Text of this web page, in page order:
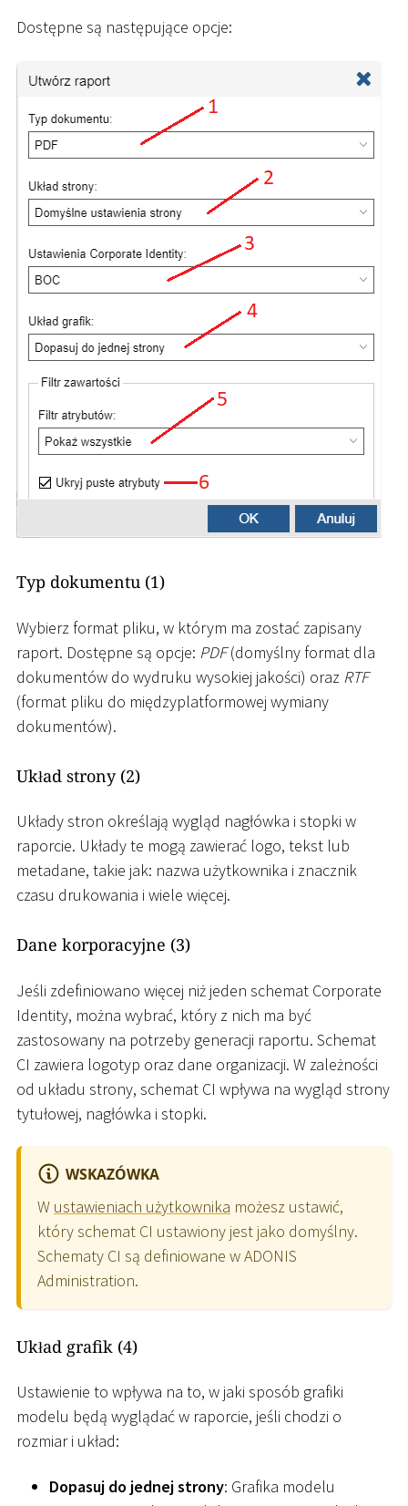
Dostępne są następujące opcje:
Typ dokumentu (1)
Wybierz format pliku, w którym ma zostać zapisany
raport. Dostępne są opcje: PDF(domyślny format dla
dokumentów do wydruku wysokiej jakości) oraz RTF
(format pliku do międzyplatformowej wymiany
dokumentów).
Układ strony (2)
Układy stron określają wygląd nagłówka i stopki w
raporcie. Układy te mogą zawierać logo, tekst lub
metadane, takie jak: nazwa użytkownika i znacznik
czasu drukowania i wiele więcej.
Dane korporacyjne (3)
Jeśli zdefiniowano więcej niż jeden schemat Corporate
Identity, można wybrać, który z nich ma być
zastosowany na potrzeby generacji raportu. Schemat
CI zawiera logotyp oraz dane organizacji. W zależności
od układu strony, schemat CI wpływa na wygląd strony
tytułowej, nagłówka i stopki.
WSKAZÓWKA
W ustawieniach użytkownika możesz ustawić,
który schemat CI ustawiony jest jako domyślny.
Schematy CI są definiowane w ADONIS
Administration.
Układ grafik (4)
Ustawienie to wpływa na to, w jaki sposób grafiki
modelu będą wyglądać w raporcie, jeśli chodzi o
rozmiar i układ:
Dopasuj do jednej strony: Grafika modelu